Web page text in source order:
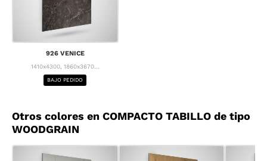
926 VENICE
1410x4300, 1860x3670...
BAJO PEDIDO
Otros colores en COMPACTO TABILLO de tipo
WOODGRAIN